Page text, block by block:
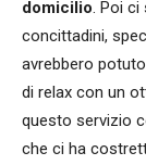
domicilio. Poi ci
concittadini,
avrebbero
di relax con un
questo servizio
che ci ha